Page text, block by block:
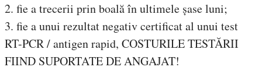
2. fie a trecerii prin boală în ultimele șase luni;
3. fie a unui rezultat negativ certificat al unui test
RT-PCR / antigen rapid, COSTURILE TESTĂRII
FIIND SUPORTATE DE ANGAJAT!